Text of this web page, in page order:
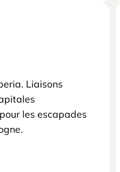
Liaisons
les escapades